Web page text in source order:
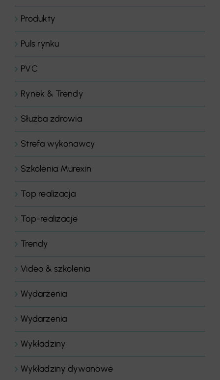
Produkty
Puls rynku
PVC
Rynek & Trendy
Służba zdrowia
Strefa wykonawcy
Szkolenia Murexin
Top realizacja
Top-realizacje
Trendy
Video & szkolenia
Wydarzenia
Wydarzenia
Wykładziny
Wykładziny dywanowe